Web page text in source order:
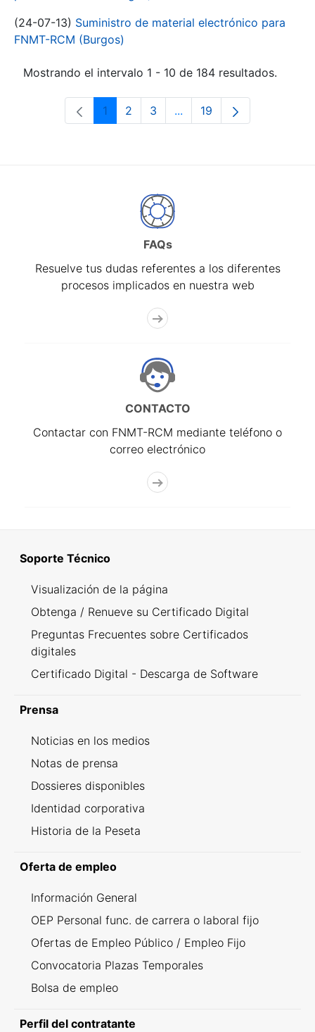
(24-07-13) Suministro de material electrónico para
FNMT-RCM (Burgos)
Mostrando el intervalo 1 - 10 de 184 resultados.
Página
1 Página
2 Página
3 ...Páginas intermedias Use
Página
19
FAQs
Resuelve tus dudas referentes a los diferentes
procesos implicados en nuestra web
CONTACTO
Contactar con FNMT-RCM mediante teléfono o
correo electrónico
Soporte Técnico
Visualización de la página
Obtenga / Renueve su Certificado Digital
Preguntas Frecuentes sobre Certificados
digitales
Certificado Digital - Descarga de Software
Prensa
Noticias en los medios
Notas de prensa
Dossieres disponibles
Identidad corporativa
Historia de la Peseta
Oferta de empleo
Información General
OEP Personal func. de carrera o laboral fijo
Ofertas de Empleo Público / Empleo Fijo
Convocatoria Plazas Temporales
Bolsa de empleo
Perfil del contratante